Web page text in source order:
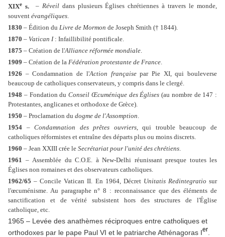
XIXe s. – Réveildans plusieurs Églises chrétiennes à travers le monde,
souvent évangéliques
1830 – Édition du Livre de Mormon de Joseph Smith († 1844).
1870 – Vatican I: Infaillibilité pontificale.
1875 – Création de l'Alliance réformée mondiale
1909 – Création de la Fédération protestante de France
1926 – Condamnation de l'Action françaisepar Pie XI, qui bouleverse
beaucoup de catholiques conservateurs, y compris dans le clergé.
1948 – Fondation du Conseil Œcuménique des Églises (au nombre de 147 :
Protestantes, anglicanes et orthodoxe de Grèce).
1950 – Proclamation du dogme de l'Assomption
1954 –Condamnation des prêtes ouvriers, qui trouble beaucoup de
catholiques réformistes et entraîne des départs plus ou moins discrets.
1960 – Jean XXIII crée le Secrétariat pour l'unité des chrétiens
1961 – Assemblée du C.O.E. à New-Delhi réunissant presque toutes les
Églises non romaines et des observateurs catholiques.
1962/65 – Concile Vatican II. En 1964, Décret Unitatis Redintegratio sur
l'œcuménisme. Au paragraphe n° 8 : reconnaissance que des éléments de
sanctification et de vérité subsistent hors des structures de l'Église
catholique, etc.
1965 – Levée des anathèmes réciproques entre catholiques et
orthodoxes par le pape Paul VI et le patriarche Athénagoras Ier